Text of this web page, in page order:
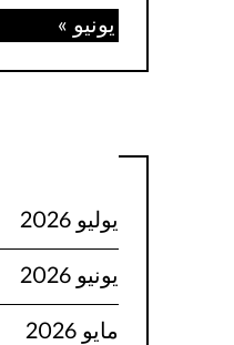
يونيو »
يوليو 2026
يونيو 2026
مايو 2026